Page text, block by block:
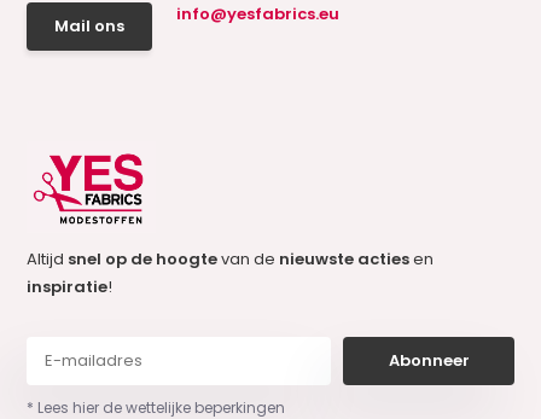
Mail ons
info@yesfabrics.eu
Altijd snel op de hoogtevan de nieuwste actiesen
inspiratie!
Abonneer
* Lees hier de wettelijke beperkingen